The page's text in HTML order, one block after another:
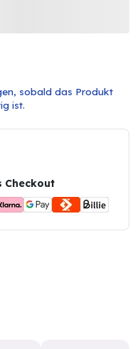
sobald das Produkt
ist.
Checkout